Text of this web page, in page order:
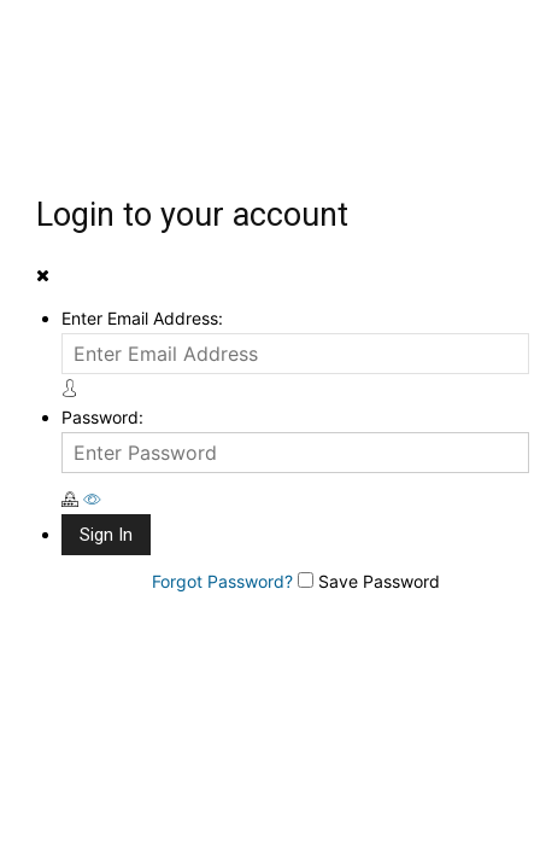
Login to your account
Enter Email Address:
Password:
Forgot Password? Save Password